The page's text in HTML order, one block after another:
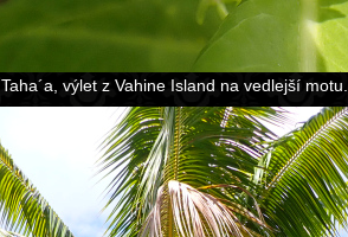
Taha´a, výlet z Vahine Island na vedlejší motu.